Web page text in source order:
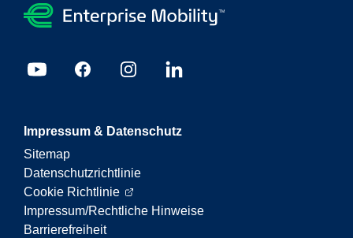
Impressum & Datenschutz
Sitemap
Datenschutzrichtlinie
Cookie Richtlinie
Impressum/Rechtliche Hinweise
Barrierefreiheit